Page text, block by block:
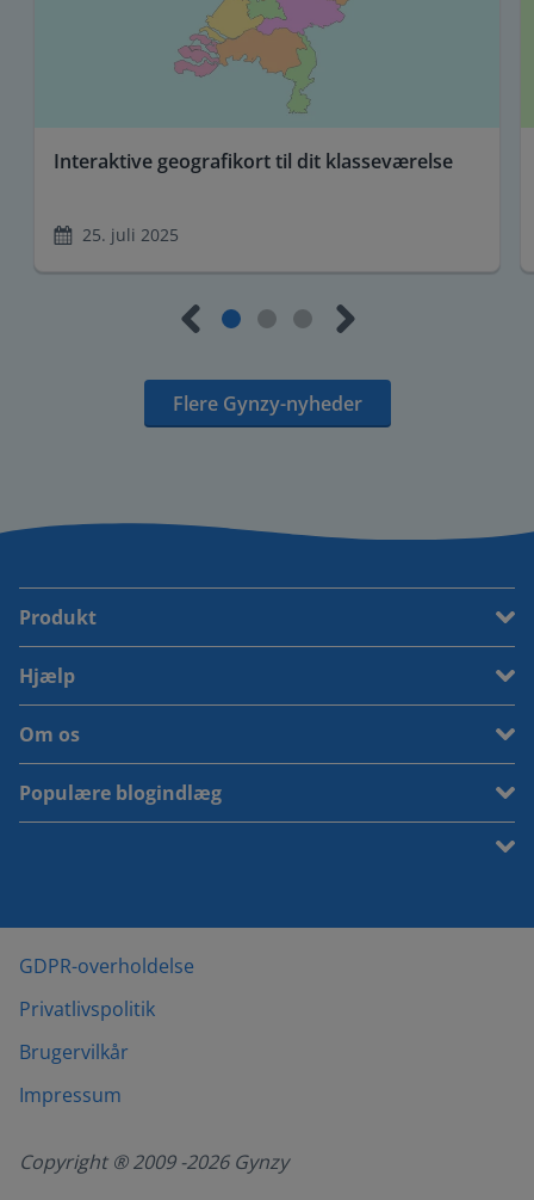
Interaktive geografikort til dit klasseværelse
25. juli 2025
Flere Gynzy-nyheder
Produkt
Hjælp
Om os
Populære blogindlæg
GDPR-overholdelse
Privatlivspolitik
Brugervilkår
Impressum
Copyright ® 2009 -2026Gynzy